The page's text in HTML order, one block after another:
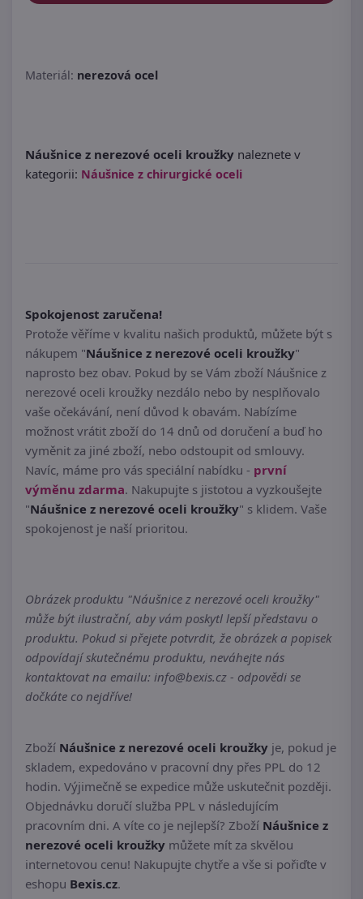
Materiál: nerezová ocel
Náušnice z nerezové oceli kroužky naleznete v
kategorii: Náušnice z chirurgické oceli
Spokojenost zaručena!
Protože věříme v kvalitu našich produktů, můžete být s
nákupem "Náušnice z nerezové oceli kroužky"
naprosto bez obav. Pokud by se Vám zboží Náušnice z
nerezové oceli kroužky nezdálo nebo by nesplňovalo
vaše očekávání, není důvod k obavám. Nabízíme
možnost vrátit zboží do 14 dnů od doručení a buď ho
vyměnit za jiné zboží, nebo odstoupit od smlouvy.
Navíc, máme pro vás speciální nabídku - první
výměnu zdarma. Nakupujte s jistotou a vyzkoušejte
"Náušnice z nerezové oceli kroužky" s klidem. Vaše
spokojenost je naší prioritou.
Obrázek produktu "Náušnice z nerezové oceli kroužky"
může být ilustrační, aby vám poskytl lepší představu o
produktu. Pokud si přejete potvrdit, že obrázek a popisek
odpovídají skutečnému produktu, neváhejte nás
kontaktovat na emailu: info@bexis.cz - odpovědi se
dočkáte co nejdříve!
Zboží Náušnice z nerezové oceli kroužky je, pokud je
skladem, expedováno v pracovní dny přes PPL do 12
hodin. Výjimečně se expedice může uskutečnit později.
Objednávku doručí služba PPL v následujícím
pracovním dni. A víte co je nejlepší? Zboží Náušnice z
nerezové oceli kroužky můžete mít za skvělou
internetovou cenu! Nakupujte chytře a vše si pořiďte v
eshopu Bexis.cz.